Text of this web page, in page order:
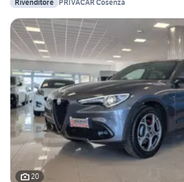
Rivenditore PRIVACAR Cosenza
20